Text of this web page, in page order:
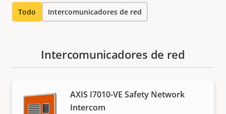
Todo Intercomunicadores de red
Intercomunicadores de red
AXIS I7010-VE Safety Network
Intercom